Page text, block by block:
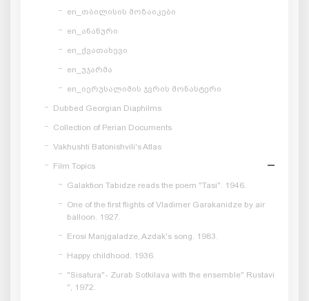
en_თბილისის მოზაიკები
en_ანანური
en_ქვათახევი
en_უჯარმა
en_იერუსალიმის ჯვრის მონასტერი
Dubbed Georgian Diaphilms
Collection of Perian Documents
Vakhushti Batonishvili's Atlas
Film Topics
Galaktion Tabidze reads the poem "Tasi". 1946.
One of the first flights of Vladimer Garakanidze by air
balloon. 1927.
Erosi Manjgaladze, Azdak's song. 1983.
Happy childhood. 1936.
"Sisatura"- Zurab Sotkilava with the ensemble" Rustavi
", 1972.